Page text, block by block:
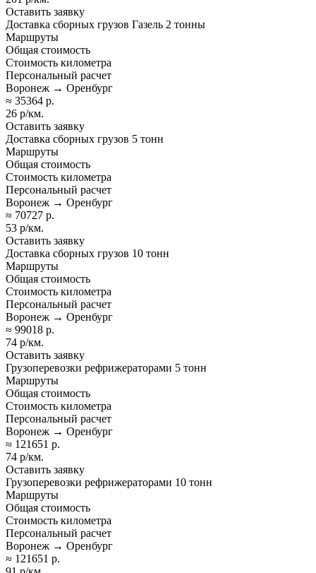
Оставить заявку
Доставка сборных грузов Газель 2 тонны
Маршруты
Общая стоимость
Стоимость километра
Персональный расчет
Воронеж → Оренбург
≈ 35364 р.
26 р/км.
Оставить заявку
Доставка сборных грузов 5 тонн
Маршруты
Общая стоимость
Стоимость километра
Персональный расчет
Воронеж → Оренбург
≈ 70727 р.
53 р/км.
Оставить заявку
Доставка сборных грузов 10 тонн
Маршруты
Общая стоимость
Стоимость километра
Персональный расчет
Воронеж → Оренбург
≈ 99018 р.
74 р/км.
Оставить заявку
Грузоперевозки рефрижераторами 5 тонн
Маршруты
Общая стоимость
Стоимость километра
Персональный расчет
Воронеж → Оренбург
≈ 121651 р.
74 р/км.
Оставить заявку
Грузоперевозки рефрижераторами 10 тонн
Маршруты
Общая стоимость
Стоимость километра
Персональный расчет
Воронеж → Оренбург
≈ 121651 р.